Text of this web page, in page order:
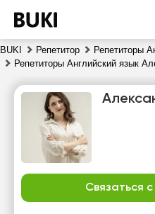
BUKI Репетитор
Репетиторы
Репетиторы Английский язык
Связаться
вс